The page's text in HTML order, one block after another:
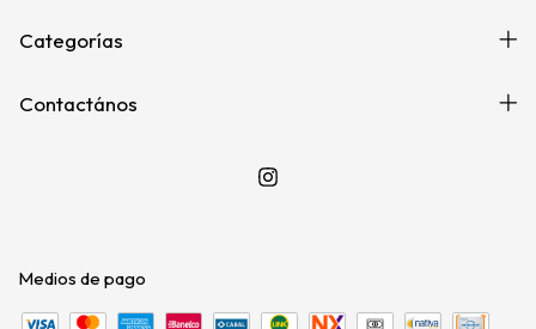
Categorías
Contactános
Medios de pago